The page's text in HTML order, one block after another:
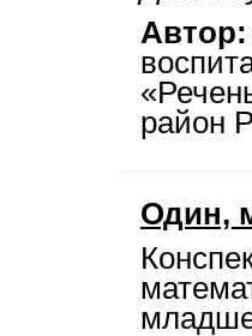
Автор:
район
Один,